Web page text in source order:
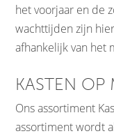
het voorjaar en de
wachttijden zijn
afhankelijk van het
KASTEN OP
Ons assortiment
assortiment wordt